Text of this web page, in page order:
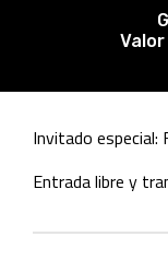
Invitado especial:
Entrada libre y